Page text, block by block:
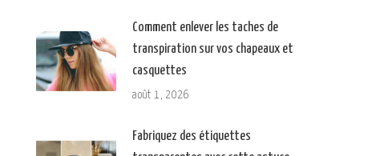
Comment enlever les taches de
transpiration sur vos chapeaux et
casquettes
août 1, 2026
Fabriquez des étiquettes